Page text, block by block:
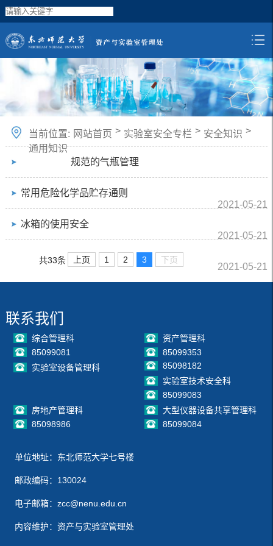
当前位置: 网站首页 > 实验室安全专栏 > 安全知识 >
通用知识
规范的气瓶管理
2021-05-21
常用危险化学品贮存通则
2021-05-21
冰箱的使用安全
2021-05-21
共33条 上页 1 2 3 下页
联系我们
综合管理科
85099081
资产管理科
85099353
实验室设备管理科
85098182
实验室技术安全科
85099083
房地产管理科
85098986
大型仪器设备共享管理科
85099084
单位地址：东北师范大学七号楼
邮政编码：130024
电子邮箱：zcc@nenu.edu.cn
内容维护：资产与实验室管理处